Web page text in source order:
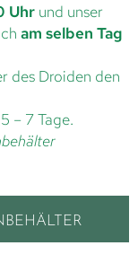
Uhr und unser
am selben Tag
des Droiden den
– 7 Tage.